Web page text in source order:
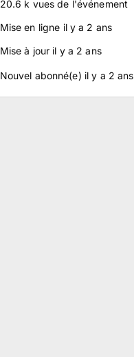
20.6 k vues de l'événement
Mise en ligne il y a 2 ans
Mise à jour il y a 2 ans
Nouvel abonné(e) il y a 2 ans